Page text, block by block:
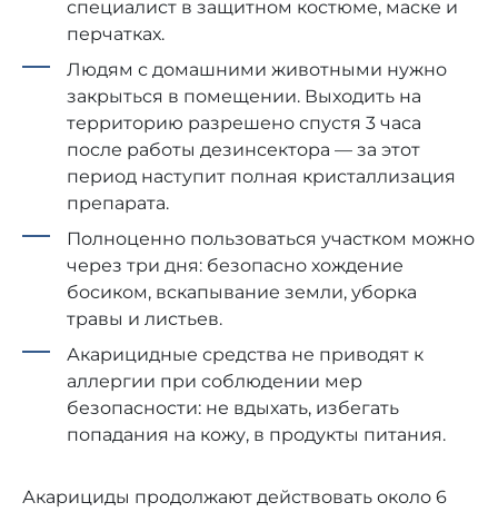
специалист в защитном костюме, маске и
перчатках.
Людям с домашними животными нужно
закрыться в помещении. Выходить на
территорию разрешено спустя 3 часа
после работы дезинсектора — за этот
период наступит полная кристаллизация
препарата.
Полноценно пользоваться участком можно
через три дня: безопасно хождение
босиком, вскапывание земли, уборка
травы и листьев.
Акарицидные средства не приводят к
аллергии при соблюдении мер
безопасности: не вдыхать, избегать
попадания на кожу, в продукты питания.
Акарициды продолжают действовать около 6